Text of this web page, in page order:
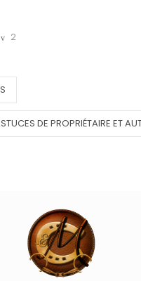
2
DE PROPRIÉTAIRE ET